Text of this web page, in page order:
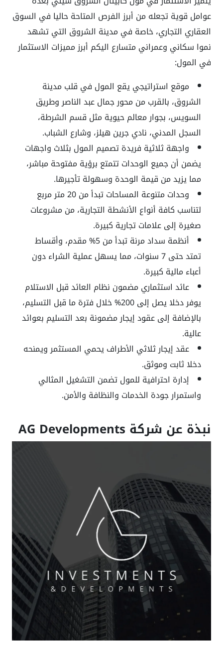
عوامل قوية تجعله من أبرز الفرص المتاحة حاليا في السوق
العقاري التجاري، خاصة في مدينة الشروق التي تشهد
نموا سكاني وعمراني متسارع اليكم أبرز مميزات الاستثمار
في المول:
موقع استراتيجي يقع المول في قلب مدينة
الشروق، بالقرب من محور جمال عبد الناصر وطريق
السويس، بجوار معالم حيوية مثل قسم الشرطة،
السجل المدني، نادي جرين هيلز، وشارع الشباب.
واجهة ثلاثية فريدة تصميم المول بثلاث واجهات
يضمن أن جميع الوحدات تتمتع برؤية مفتوحة مباشر،
مما يزيد من قيمة الوحدة وسهولة تأجيرها.
وحدات متنوعة المساحات تبدأ من 20 متر مربع
لتناسب كافة أنواع الأنشطة التجارية، من مشروعات
صغيرة إلى علامات تجارية كبيرة.
أنظمة سداد مرنة تبدأ من 5% مقدم، وأقساط
تمتد حتى 7 سنوات، مما يسهل عملية الشراء دون
أعباء مالية كبيرة.
عائد استثماري مضمون نظام العائد قبل الاستلام
يوفر دخلا يصل إلى 200% خلال فترة ما قبل التسليم،
بالإضافة إلى عقود إيجار مضمونة بعد التسليم بعوائد
عالية.
عقد إيجار ثلاثي الأطراف يحمي المستثمر ويمنحه
دخلا ثابت وموثق.
إدارة احترافية للمول تضمن التشغيل المثالي
واستمرار جودة الخدمات والنظافة والأمن.
نبذة عن شركة AG Developments